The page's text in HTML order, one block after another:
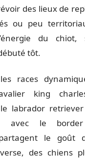
des lieux de
ou peu
du
tôt.
races
king
labrador
avec le
partagent le
des chiens